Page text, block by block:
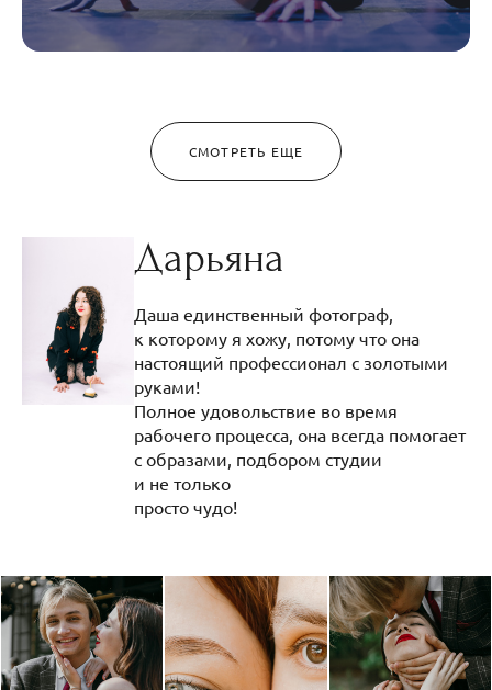
СМОТРЕТЬ ЕЩЕ
Дарьяна
Даша единственный фотограф,
к которому я хожу, потому что она
настоящий профессионал с золотыми
руками!
Полное удовольствие во время
рабочего процесса, она всегда помогает
с образами, подбором студии
и не только
просто чудо!